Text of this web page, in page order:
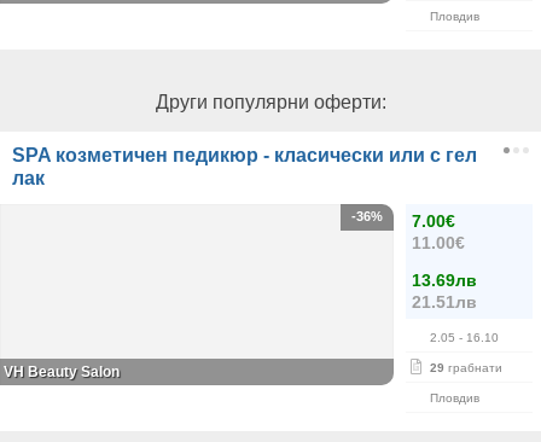
Пловдив
Други популярни оферти:
SPA козметичен педикюр - класически или с гел
лак
7.00€
11.00€
13.69лв
21.51лв
2.05 - 16.10
29 грабнати
Пловдив
-36%
VH Beauty Salon